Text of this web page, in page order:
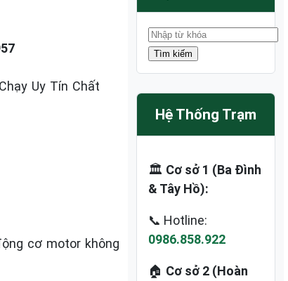
Uy Tín Chất
cơ motor không
Hệ Thống Trạm
🏛️ Cơ sở 1 (Ba Đình
& Tây Hồ):
📞 Hotline:
0986.858.922
🏠 Cơ sở 2 (Hoàn